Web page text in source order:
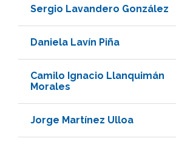
Sergio Lavandero González
Daniela Lavín Piña
Camilo Ignacio Llanquimán
Morales
Jorge Martínez Ulloa